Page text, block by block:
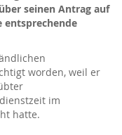
seinen Antrag auf
entsprechende
worden, weil er
im
hatte.